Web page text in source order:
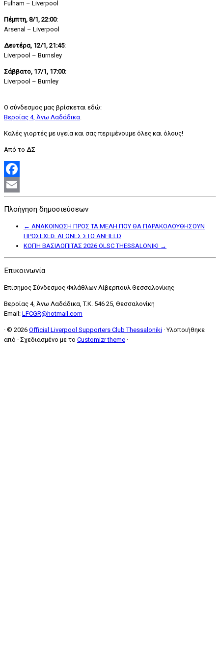
Fulham – Liverpool
Πέμπτη, 8/1, 22:00:
Arsenal – Liverpool
Δευτέρα, 12/1, 21:45:
Liverpool – Burnsley
Σάββατο, 17/1, 17:00:
Liverpool – Burnley
Ο σύνδεσμος μας βρίσκεται εδώ:
Βεροίας 4, Άνω Λαδάδικα.
Καλές γιορτές με υγεία και σας περιμένουμε όλες και όλους!
Από το ΔΣ
Facebook
Πλοήγηση δημοσιεύσεων
← ΑΝΑΚΟΙΝΩΣΗ ΠΡΟΣ ΤΑ ΜΕΛΗ ΠΟΥ ΘΑ ΠΑΡΑΚΟΛΟΥΘΗΣΟΥΝ
ΠΡΟΣΕΧΕΙΣ ΑΓΩΝΕΣ ΣΤΟ ANFIELD
ΚΟΠΗ ΒΑΣΙΛΟΠΙΤΑΣ 2026 OLSC THESSALONIKI →
Επικοινωνία
Επίσημος Σύνδεσμος Φιλάθλων Λίβερπουλ Θεσσαλονίκης
Βεροίας 4, Άνω Λαδάδικα, T.K. 546 25, Θεσσαλονίκη
Email: LFCGR@hotmail.com
· © 2026 Official Liverpool Supporters Club Thessaloniki ·Υλοποιήθηκε
από · Σχεδιασμένο με το Customizr theme ·